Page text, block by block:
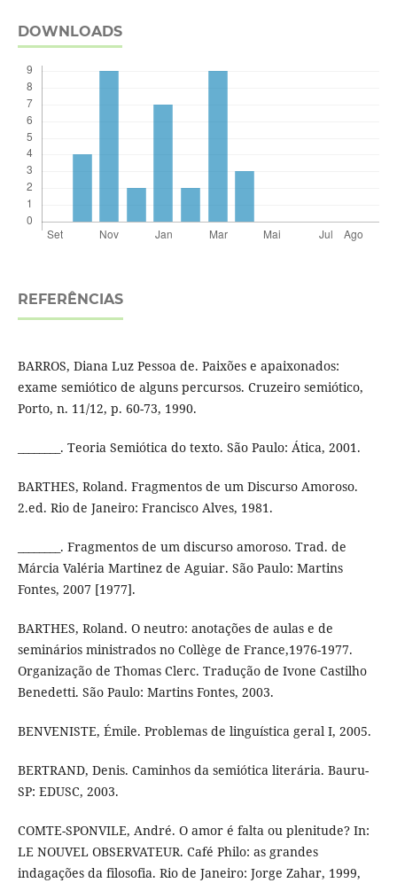
DOWNLOADS
REFERÊNCIAS
BARROS, Diana Luz Pessoa de. Paixões e apaixonados:
exame semiótico de alguns percursos. Cruzeiro semiótico,
Porto, n. 11/12, p. 60-73, 1990.
________. Teoria Semiótica do texto. São Paulo: Ática, 2001.
BARTHES, Roland. Fragmentos de um Discurso Amoroso.
2.ed. Rio de Janeiro: Francisco Alves, 1981.
________. Fragmentos de um discurso amoroso. Trad. de
Márcia Valéria Martinez de Aguiar. São Paulo: Martins
Fontes, 2007 [1977].
BARTHES, Roland. O neutro: anotações de aulas e de
seminários ministrados no Collège de France,1976-1977.
Organização de Thomas Clerc. Tradução de Ivone Castilho
Benedetti. São Paulo: Martins Fontes, 2003.
BENVENISTE, Émile. Problemas de linguística geral I, 2005.
BERTRAND, Denis. Caminhos da semiótica literária. Bauru-
SP: EDUSC, 2003.
COMTE-SPONVILE, André. O amor é falta ou plenitude? In:
LE NOUVEL OBSERVATEUR. Café Philo: as grandes
indagações da filosofia. Rio de Janeiro: Jorge Zahar, 1999,